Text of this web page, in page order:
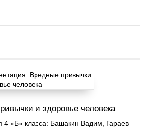
и здоровье человека
4 «Б» класса: Башакин Вадим, Гараев